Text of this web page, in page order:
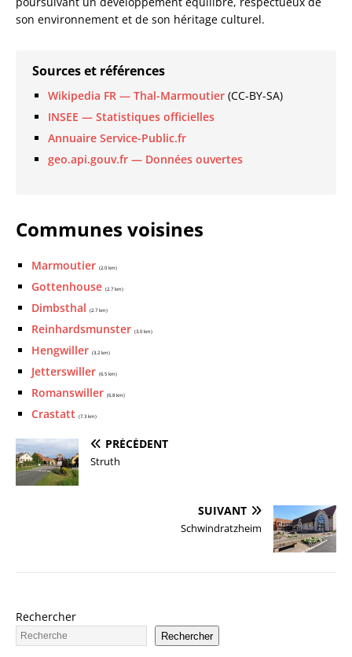
son environnement et de son héritage culturel.
Sources et références
Wikipedia FR — Thal-Marmoutier (CC-BY-SA)
INSEE — Statistiques officielles
Annuaire Service-Public.fr
geo.api.gouv.fr — Données ouvertes
Communes voisines
Marmoutier (2.0 km)
Gottenhouse (2.7 km)
Dimbsthal (2.7 km)
Reinhardsmunster (3.0 km)
Hengwiller (3.2 km)
Jetterswiller (6.5 km)
Romanswiller (6.8 km)
Crastatt (7.3 km)
PRÉCÉDENT
Struth
SUIVANT
Schwindratzheim
Rechercher
Rechercher